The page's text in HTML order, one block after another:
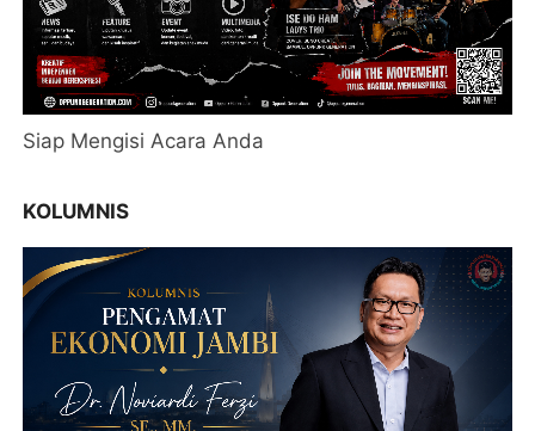
Siap Mengisi Acara Anda
KOLUMNIS